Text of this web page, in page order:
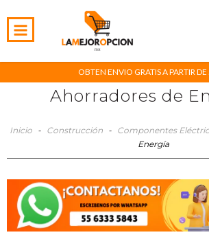
OBTEN ENVIO GRATIS A PARTIR
Ahorradores de
Inicio - Construcción - Componentes
Energía